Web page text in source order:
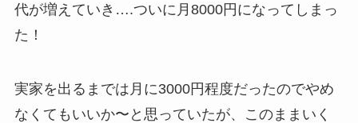
代が増えていき….ついに月8000円になってしまっ
た！
実家を出るまでは月に3000円程度だったのでやめ
なくてもいいか〜と思っていたが、このままいく